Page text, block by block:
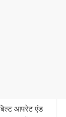
आपरेट एंड